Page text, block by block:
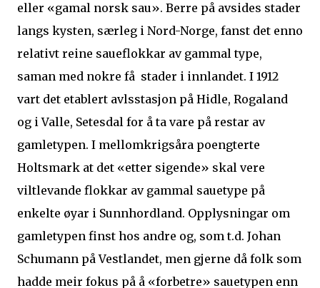
eller «gamal norsk sau». Berre på avsides stader
langs kysten, særleg i Nord-Norge, fanst det enno
relativt reine saueflokkar av gammal type,
saman med nokre få stader i innlandet. I 1912
vart det etablert avlsstasjon på Hidle, Rogaland
og i Valle, Setesdal for å ta vare på restar av
gamletypen. I mellomkrigsåra poengterte
Holtsmark at det «etter sigende» skal vere
viltlevande flokkar av gammal sauetype på
enkelte øyar i Sunnhordland. Opplysningar om
gamletypen finst hos andre og, som t.d. Johan
Schumann på Vestlandet, men gjerne då folk som
hadde meir fokus på å «forbetre» sauetypen enn